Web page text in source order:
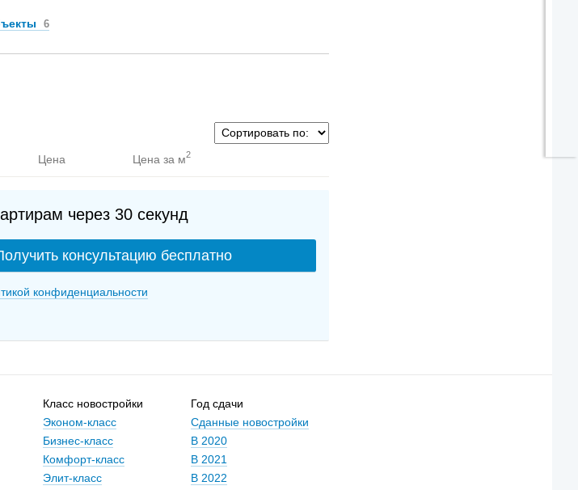
6
Цена Цена за м2
через 30 секунд
конфиденциальности
Класс новостройки
Эконом-класс
Бизнес-класс
Комфорт-класс
Элит-класс
Год сдачи
Сданные новостройки
В 2020
В 2021
В 2022